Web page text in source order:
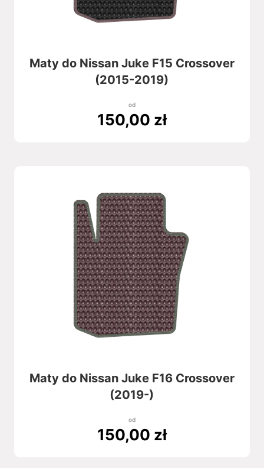
Maty do Nissan Juke F15 Crossover
(2015-2019)
od
150,00 zł
Maty do Nissan Juke F16 Crossover
(2019-)
od
150,00 zł